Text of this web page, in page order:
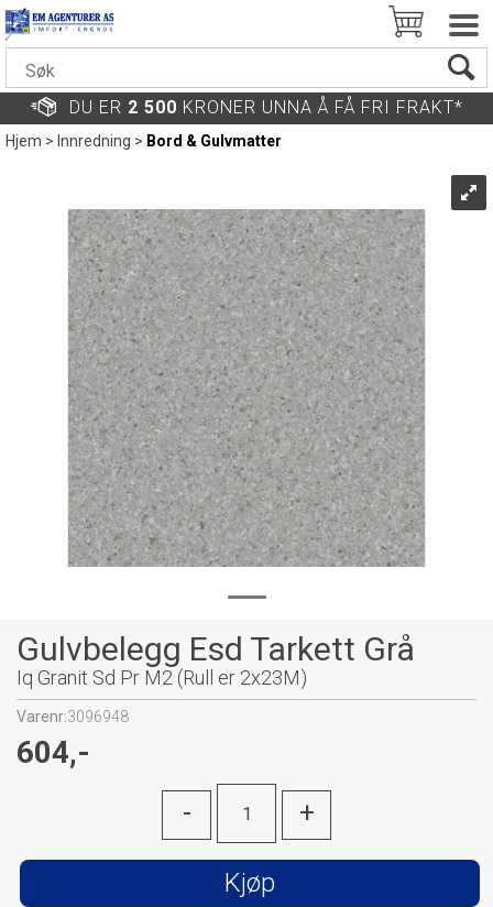
DU ER 2 500 KRONER UNNA Å FÅ FRI FRAKT*
Hjem> Innredning> Bord & Gulvmatter
Gulvbelegg Esd Tarkett Grå
Iq Granit Sd Pr M2 (Rull er 2x23M)
Varenr:3096948
604,-
- +
Kjøp